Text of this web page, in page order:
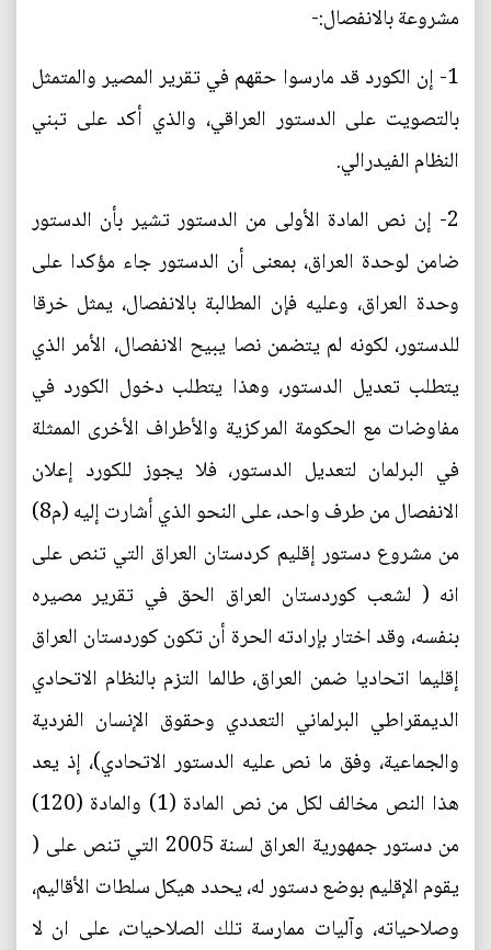
مشروعة بالانفصال:-
1- إن الكورد قد مارسوا حقهم في تقرير المصير والمتمثل
بالتصويت على الدستور العراقي، والذي أكد على تبني
النظام الفيدرالي.
2- إن نص المادة الأولى من الدستور تشير بأن الدستور
ضامن لوحدة العراق، بمعنى أن الدستور جاء مؤكدا على
وحدة العراق، وعليه فإن المطالبة بالانفصال، يمثل خرقا
للدستور، لكونه لم يتضمن نصا يبيح الانفصال، الأمر الذي
يتطلب تعديل الدستور، وهذا يتطلب دخول الكورد في
مفاوضات مع الحكومة المركزية والأطراف الأخرى الممثلة
في البرلمان لتعديل الدستور، فلا يجوز للكورد إعلان
الانفصال من طرف واحد، على النحو الذي أشارت إليه (م8)
من مشروع دستور إقليم كردستان العراق التي تنص على
انه ( لشعب كوردستان العراق الحق في تقرير مصيره
بنفسه، وقد اختار بإرادته الحرة أن تكون كوردستان العراق
إقليما اتحاديا ضمن العراق، طالما التزم بالنظام الاتحادي
الديمقراطي البرلماني التعددي وحقوق الإنسان الفردية
والجماعية، وفق ما نص عليه الدستور الاتحادي)، إذ يعد
هذا النص مخالف لكل من نص المادة (1) والمادة (120)
من دستور جمهورية العراق لسنة 2005 التي تنص على (
يقوم الإقليم بوضع دستور له، يحدد هيكل سلطات الأقاليم،
وصلاحياته، وآليات ممارسة تلك الصلاحيات، على ان لا